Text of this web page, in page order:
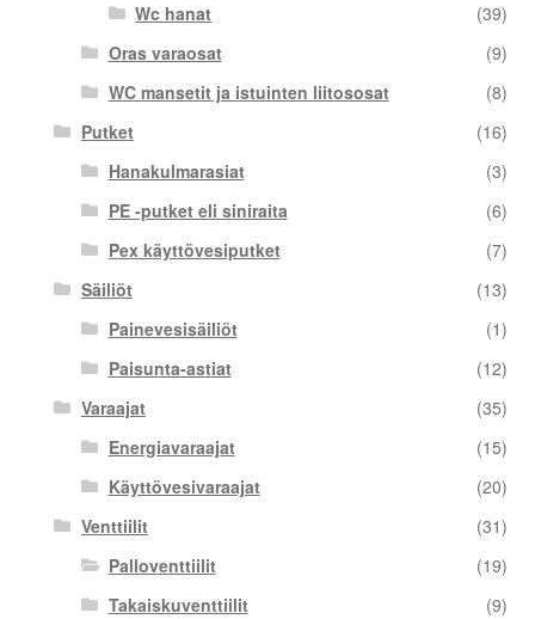
Wc hanat
(39)
Oras varaosat
(9)
WC mansetit ja istuinten liitososat
(8)
Putket
(16)
Hanakulmarasiat
(3)
PE -putket eli siniraita
(6)
Pex käyttövesiputket
(7)
Säiliöt
(13)
Painevesisäiliöt
(1)
Paisunta-astiat
(12)
Varaajat
(35)
Energiavaraajat
(15)
Käyttövesivaraajat
(20)
Venttiilit
(31)
Palloventtiilit
(19)
Takaiskuventtiilit
(9)